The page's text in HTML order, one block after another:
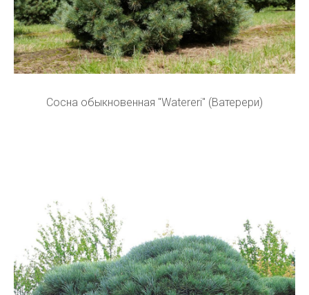
Сосна обыкновенная "Watereri" (Ватерери)